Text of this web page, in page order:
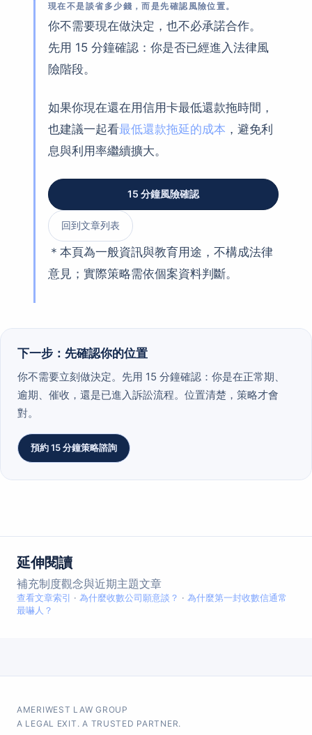
現在不是談省多少錢，而是先確認風險位置。
你不需要現在做決定，也不必承諾合作。
先用 15 分鐘確認：你是否已經進入法律風
險階段。
如果你現在還在用信用卡最低還款拖時間，
也建議一起看最低還款拖延的成本 ，避免利
息與利用率繼續擴大。
15 分鐘風險確認
回到文章列表
＊本頁為一般資訊與教育用途，不構成法律
意見；實際策略需依個案資料判斷。
下一步：先確認你的位置
你不需要立刻做決定。先用 15 分鐘確認：你是在正常期、
逾期、催收，還是已進入訴訟流程。位置清楚，策略才會
對。
預約 15 分鐘策略諮詢
延伸閱讀
補充制度觀念與近期主題文章
查看文章索引 · 為什麼收數公司願意談？ · 為什麼第一封收數信通常
最嚇人？
AMERIWEST LAW GROUP
A LEGAL EXIT. A TRUSTED PARTNER.